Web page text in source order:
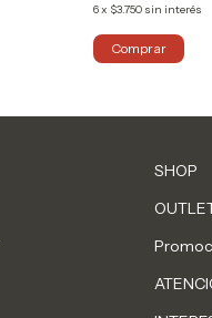
6x $3.750 sin interés
Comprar
SHOP